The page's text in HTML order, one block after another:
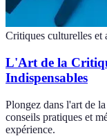
Critiques culturelles et
L'Art de la
Indispensables
Plongez dans l'art de
conseils pratiques et
expérience.